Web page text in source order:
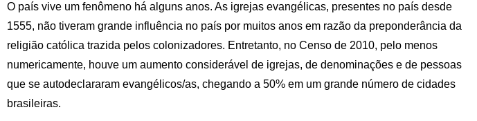
O país vive um fenômeno há alguns anos. As igrejas evangélicas, presentes no país desde
1555, não tiveram grande influência no país por muitos anos em razão da preponderância da
religião católica trazida pelos colonizadores. Entretanto, no Censo de 2010, pelo menos
numericamente, houve um aumento considerável de igrejas, de denominações e de pessoas
que se autodeclararam evangélicos/as, chegando a 50% em um grande número de cidades
brasileiras.